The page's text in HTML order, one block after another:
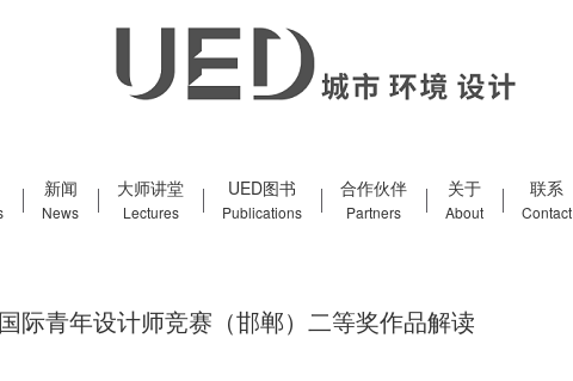
新闻
News
大师讲堂
Lectures
UED图书
Publications
合作伙伴
Partners
关于
About
联系
Contact
际青年设计师竞赛（邯郸）二等奖作品解读